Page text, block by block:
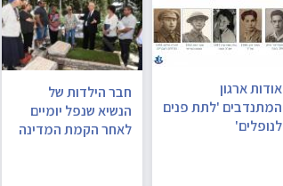
אודות ארגון
המתנדבים 'לתת פנים
לנופלים'
חבר הילדות של
הנשיא שנפל יומיים
לאחר הקמת המדינה